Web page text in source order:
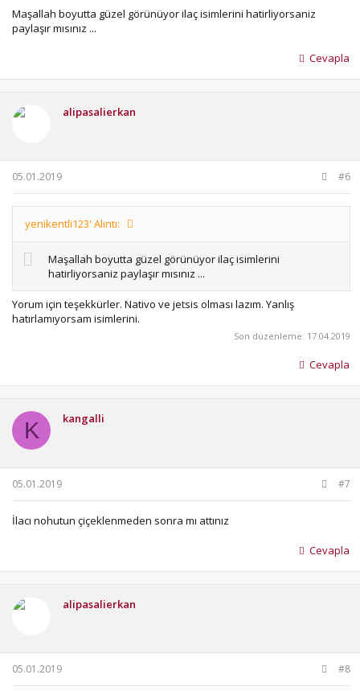
Maşallah boyutta güzel görünüyor ilaç isimlerini hatirliyorsaniz
paylaşır mısınız ...
Cevapla
alipasalierkan
05.01.2019 #6
yenikentli123' Alıntı:
Maşallah boyutta güzel görünüyor ilaç isimlerini
hatirliyorsaniz paylaşır mısınız ...
Yorum için teşekkürler. Nativo ve jetsis olması lazım. Yanlış
hatırlamıyorsam isimlerini.
Son düzenleme: 17.04.2019
Cevapla
K kangalli
05.01.2019 #7
İlacı nohutun çiçeklenmeden sonra mı attınız
Cevapla
alipasalierkan
05.01.2019 #8